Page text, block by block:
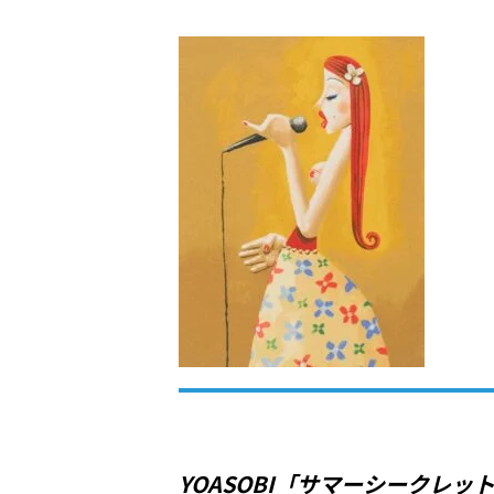
YOASOBI「サマーシークレッ